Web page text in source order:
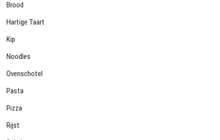
Brood
Hartige Taart
Kip
Noodles
Ovenschotel
Pasta
Pizza
Rijst